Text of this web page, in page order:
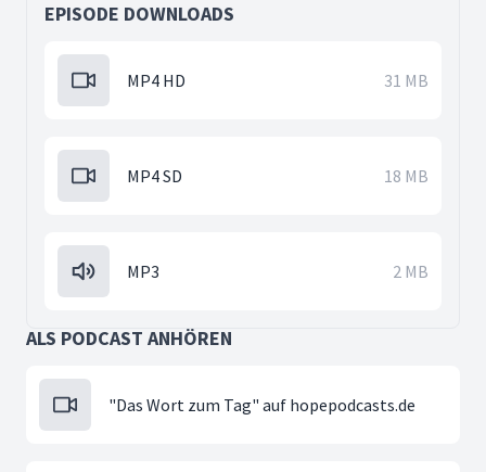
EPISODE DOWNLOADS
MP4 HD 31 MB
MP4 SD 18 MB
MP3 2 MB
ALS PODCAST ANHÖREN
"Das Wort zum Tag" auf hopepodcasts.de